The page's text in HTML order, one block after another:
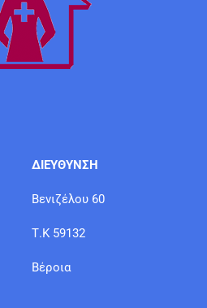
ΔΙΕΥΘΥΝΣΗ
Βενιζέλου 60
Τ.Κ 59132
Βέροια